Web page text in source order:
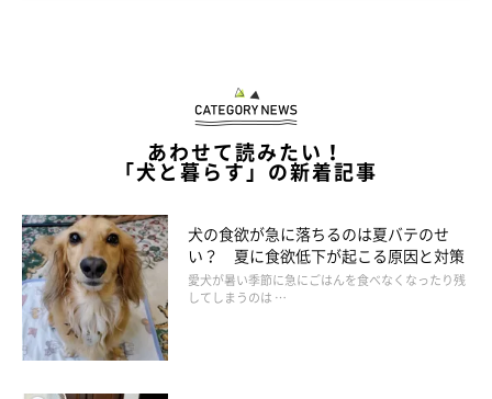
あわせて読みたい！
「犬と暮らす」の新着記事
犬の食欲が急に落ちるのは夏バテのせ
い？ 夏に食欲低下が起こる原因と対策
愛犬が暑い季節に急にごはんを食べなくなったり残
してしまうのは …